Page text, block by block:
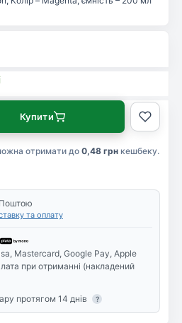
отримати до 0,48 грн кешбеку.
Купити
та оплату
Mastercard, Google Pay, Apple
при отриманні (накладений
протягом 14 днів
?